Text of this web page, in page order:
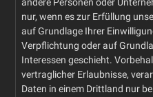
nur, wenn es zur Erfüllung
auf Grundlage Ihrer
Verpflichtung oder auf
Interessen geschieht.
vertraglicher Erlaubnisse,
Daten in einem Drittland nur